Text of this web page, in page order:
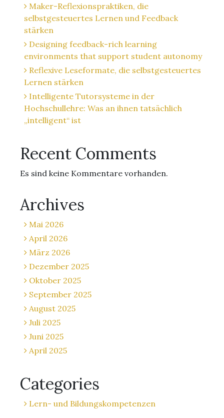
Maker-Reflexionspraktiken, die
selbstgesteuertes Lernen und Feedback
stärken
Designing feedback-rich learning
environments that support student autonomy
Reflexive Leseformate, die selbstgesteuertes
Lernen stärken
Intelligente Tutorsysteme in der
Hochschullehre: Was an ihnen tatsächlich
„intelligent“ ist
Recent Comments
Es sind keine Kommentare vorhanden.
Archives
Mai 2026
April 2026
März 2026
Dezember 2025
Oktober 2025
September 2025
August 2025
Juli 2025
Juni 2025
April 2025
Categories
Lern- und Bildungskompetenzen